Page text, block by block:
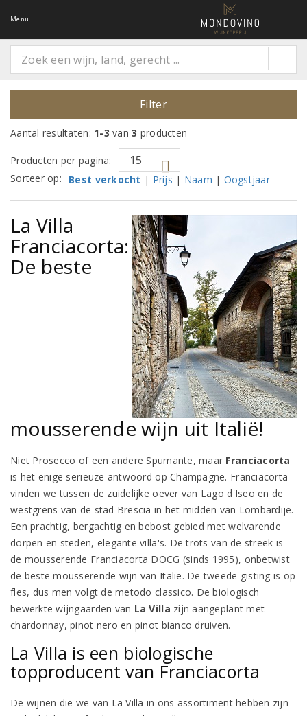
Menu
Filter
Aantal resultaten: 1-3 van3 producten
Producten per pagina:
Sorteer op:
Best verkocht | Prijs | Naam | Oogstjaar
La Villa
Franciacorta:
De beste
mousserende wijn uit Italië!
Niet Prosecco of een andere Spumante, maar Franciacorta
is het enige serieuze antwoord op Champagne. Franciacorta
vinden we tussen de zuidelijke oever van Lago d'Iseo en de
westgrens van de stad Brescia in het midden van Lombardije.
Een prachtig, bergachtig en bebost gebied met welvarende
dorpen en steden, elegante villa's. De trots van de streek is
de mousserende Franciacorta DOCG (sinds 1995), onbetwist
de beste mousserende wijn van Italië. De tweede gisting is op
fles, dus men volgt de metodo classico. De biologisch
bewerkte wijngaarden van La Villa zijn aangeplant met
chardonnay, pinot nero en pinot bianco druiven.
La Villa is een biologische
topproducent van Franciacorta
De wijnen die we van La Villa in ons assortiment hebben zijn